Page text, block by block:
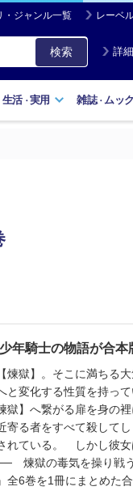
・ジャンル一覧 レーベ
検索 詳
生活・実用 雑誌・ ムック
年騎士の物語が合本
煉獄】。そこに満ちる
と変化する性質を持っ
獄】へ繋がる扉を身の
寄る者をすべて殺して
れている。 しかし彼
煉獄の毒気を操り戦う
6巻を1冊にまとめた合